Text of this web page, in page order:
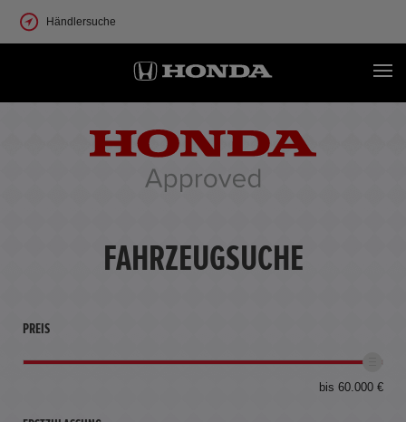
Händlersuche
FAHRZEUGSUCHE
PREIS
bis 60.000 €